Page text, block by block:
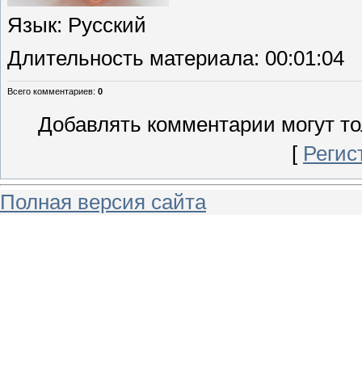
Язык: Русский
Длительность материала: 00:01:04
Всего комментариев: 0
Добавлять комментарии могут
[
Полная версия сайта